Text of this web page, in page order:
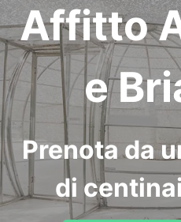
Affitto
e
Prenota da
di